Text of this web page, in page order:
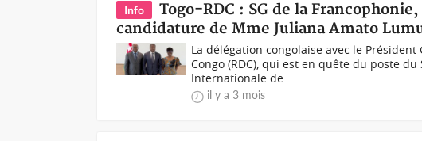
Info
Togo-RDC : SG de la
candidature de Mme Juliana Amato
La délégation congolaise avec le
Congo (RDC), qui est en quête du poste
Internationale de...
il y a 3 mois